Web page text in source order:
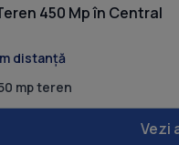
450 Mp în Central
distanță
mp teren
Vezi